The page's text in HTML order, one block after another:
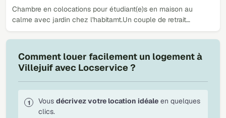
Chambre en colocations pour étudiant(e)s en maison au
calme avec jardin chez l'habitamt.Un couple de retrait…
Comment louer facilement un logement à
Villejuif avec Locservice ?
Vous décrivez votre location idéale en quelques
clics.